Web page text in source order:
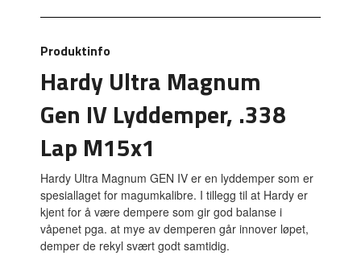
Produktinfo
Hardy Ultra Magnum
Gen IV Lyddemper, .338
Lap M15x1
Hardy Ultra Magnum GEN IV er en lyddemper som er
spesiallaget for magumkalibre. I tillegg til at Hardy er
kjent for å være dempere som gir god balanse i
våpenet pga. at mye av demperen går innover løpet,
demper de rekyl svært godt samtidig.